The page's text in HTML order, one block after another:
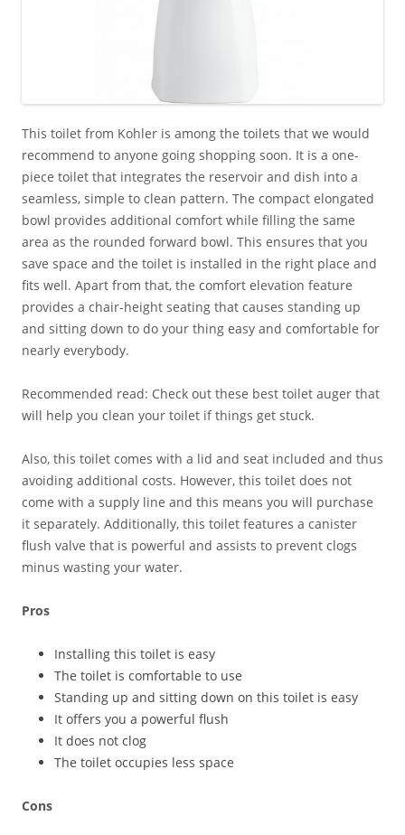
This toilet from Kohler is among the toilets that we would
recommend to anyone going shopping soon. It is a one-
piece toilet that integrates the reservoir and dish into a
seamless, simple to clean pattern. The compact elongated
bowl provides additional comfort while filling the same
area as the rounded forward bowl. This ensures that you
save space and the toilet is installed in the right place and
fits well. Apart from that, the comfort elevation feature
provides a chair-height seating that causes standing up
and sitting down to do your thing easy and comfortable for
nearly everybody.
Recommended read: Check out these best toilet auger that
will help you clean your toilet if things get stuck.
Also, this toilet comes with a lid and seat included and thus
avoiding additional costs. However, this toilet does not
come with a supply line and this means you will purchase
it separately. Additionally, this toilet features a canister
flush valve that is powerful and assists to prevent clogs
minus wasting your water.
Pros
Installing this toilet is easy
The toilet is comfortable to use
Standing up and sitting down on this toilet is easy
It offers you a powerful flush
It does not clog
The toilet occupies less space
Cons